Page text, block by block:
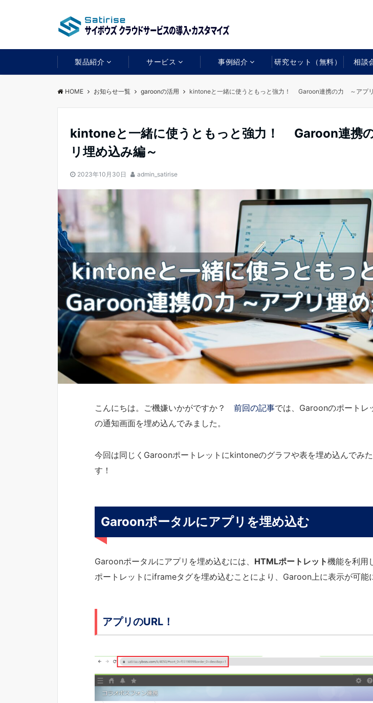
製品紹介 サービス 事例紹介 研究セット（無料） 相談
HOME お知らせ一覧 garoonの活用 kintoneと一緒に使うともっと強力！ Garoon連携の力 ～アプ
kintoneと一緒に使うともっと強力！ Garoon連携
リ埋め込み編～
2023年10月30日 admin_satirise
こんにちは。ご機嫌いかがですか？ 前回の記事では、Garoonのポートレ
の通知画面を埋め込んでみました。
今回は同じくGaroonポートレットにkintoneのグラフや表を埋め込んでみ
す！
Garoonポータルにアプリを埋め込む
Garoonポータルにアプリを埋め込むには、 HTMLポートレット機能を利用
ポートレットにiframeタグを埋め込むことにより、Garoon上に表示が可能
アプリのURL！